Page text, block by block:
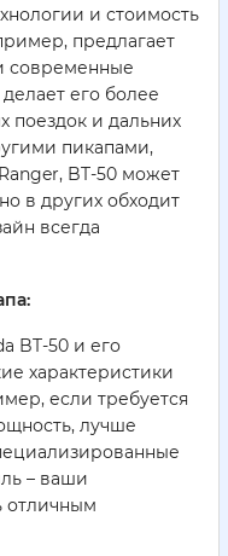
и стоимость
предлагает
современные
его более
поездок и дальних
пикапами,
BT-50 может
в других обходит
всегда
BT-50 и его
характеристики
если требуется
лучше
– ваши
отличным